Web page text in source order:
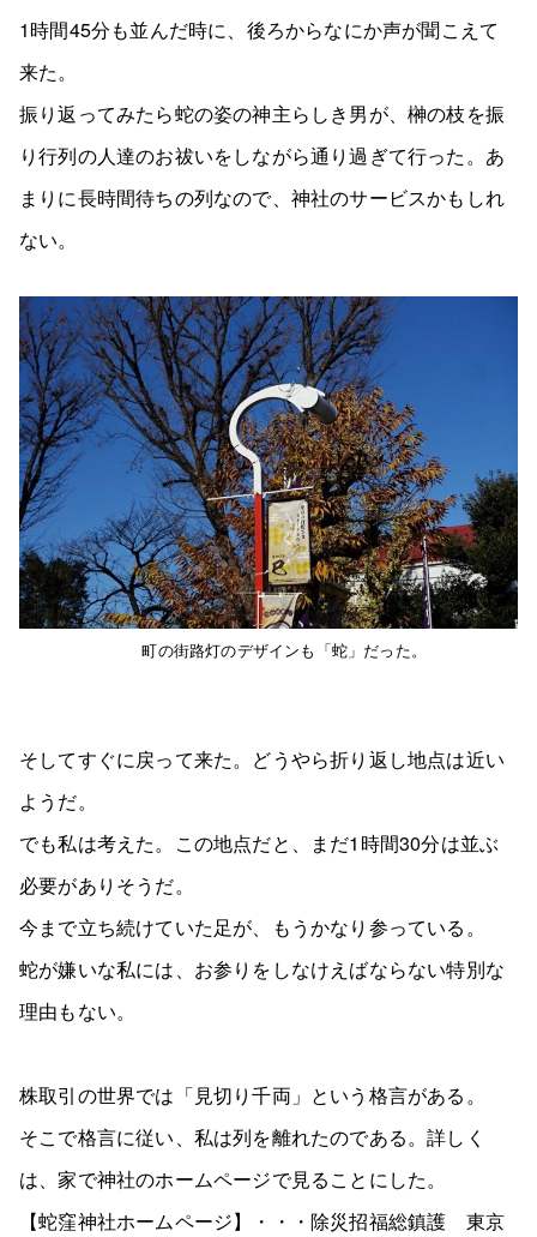
1時間45分も並んだ時に、後ろからなにか声が聞こえて
来た。
振り返ってみたら蛇の姿の神主らしき男が、榊の枝を振
り行列の人達のお祓いをしながら通り過ぎて行った。あ
まりに長時間待ちの列なので、神社のサービスかもしれ
ない。
町の街路灯のデザインも「蛇」だった。
そしてすぐに戻って来た。どうやら折り返し地点は近い
ようだ。
でも私は考えた。この地点だと、まだ1時間30分は並ぶ
必要がありそうだ。
今まで立ち続けていた足が、もうかなり参っている。
蛇が嫌いな私には、お参りをしなけえばならない特別な
理由もない。
株取引の世界では「見切り千両」という格言がある。
そこで格言に従い、私は列を離れたのである。詳しく
は、家で神社のホームページで見ることにした。
【蛇窪神社ホームページ】・・・除災招福総鎮護 東京